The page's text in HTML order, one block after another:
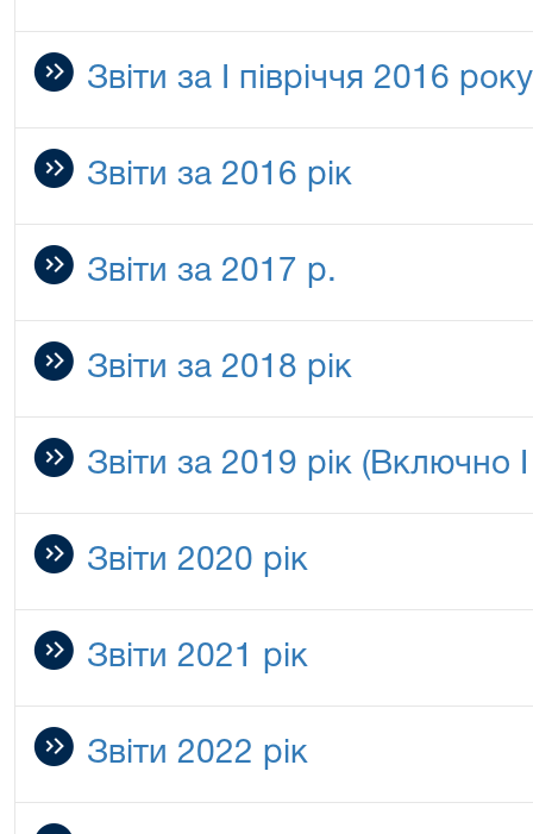
Звіти за І півріччя 2016 року
Звіти за 2016 рік
Звіти за 2017 р.
Звіти за 2018 рік
Звіти за 2019 рік (Включно І
Звіти 2020 рік
Звіти 2021 рік
Звіти 2022 рік